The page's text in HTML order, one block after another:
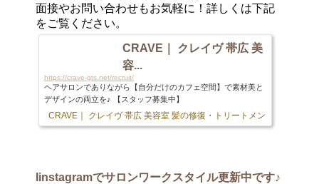
面接やお問い合わせもお気軽に！詳しくは下記
をご覧ください。
CRAVE｜ クレイヴ 帯広 美
容...
https://crave-gts.net/recruit/
ヘアサロンでありながら【自分だけのカフェ空間】で素材美と
デザインの両立を♪ 【スタッフ募集中】
CRAVE｜ クレイヴ 帯広 美容室 髪の修復・トリートメント専門店
Iinstagramでサロンワークスタイル更新中です♪